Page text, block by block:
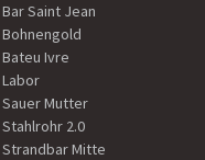
Bar Saint Jean
Bohnengold
Bateu Ivre
Labor
Sauer Mutter
Stahlrohr 2.0
Strandbar Mitte